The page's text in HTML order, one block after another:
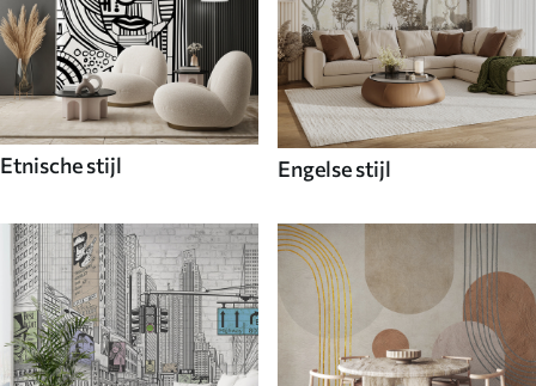
Etnische stijl Engelse stijl